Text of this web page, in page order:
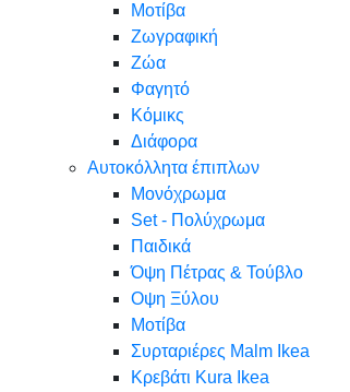
Μοτίβα
Ζωγραφική
Ζώα
Φαγητό
Κόμικς
Διάφορα
Αυτοκόλλητα έπιπλων
Μονόχρωμα
Set - Πολύχρωμα
Παιδικά
Όψη Πέτρας & Τούβλο
Oψη Ξύλου
Μοτίβα
Συρταριέρες Malm Ikea
Κρεβάτι Kura Ikea